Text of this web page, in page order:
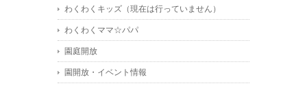
わくわくキッズ（現在は行っていません）
わくわくママ☆パパ
園庭開放
園開放・イベント情報